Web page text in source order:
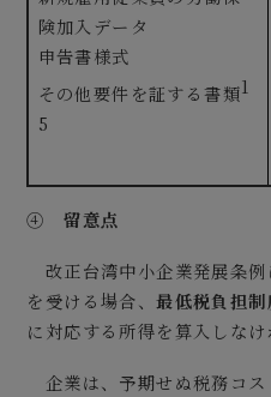
険加入データ
申告書様式
その他要件を証する書類1
5
④留意点
改正台湾中小企業発展条
を受ける場合、最低税負担
に対応する所得を算入しなけ
企業は、予期せぬ税務コ